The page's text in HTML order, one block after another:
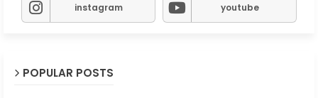
instagram youtube
POPULAR POSTS